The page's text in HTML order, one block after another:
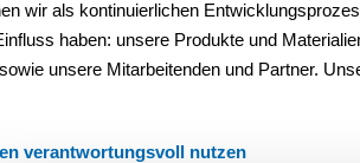
wir als kontinuierlichen
haben: unsere Produkte und
unsere Mitarbeitenden und Partner.
verantwortungsvoll nutzen